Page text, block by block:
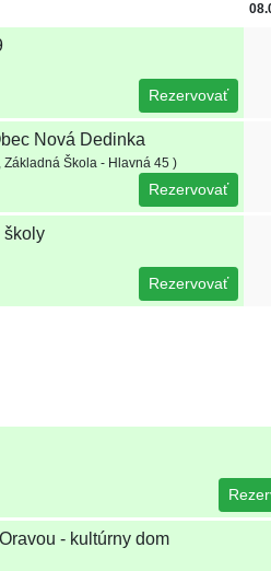
Rezervovať
Nová Dedinka
Škola - Hlavná 45 )
Rezervovať
školy
Rezervovať
- kultúrny dom